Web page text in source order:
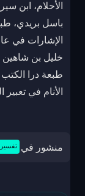
الأحلام، ابن
الإشارات في
خليل بن
الأنام في
منشور في تفسير